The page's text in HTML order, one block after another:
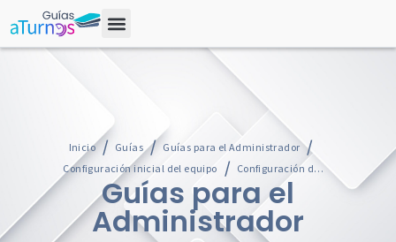
Inicio Guías
Guías para el Administrador
Configuración inicial del equipo
Configuración de estructura organizativa
Guías para el
Administrador